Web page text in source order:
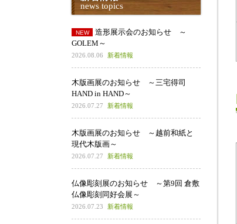
news topics
造形展示会のお知らせ ～
GOLEM～
2026.08.06 新着情報
木版画展のお知らせ ～三宅得司
HAND in HAND～
2026.07.27 新着情報
木版画展のお知らせ ～越前和紙と
現代木版画～
2026.07.27 新着情報
仏像彫刻展のお知らせ ～第9回 倉敷
仏像彫刻同好会展～
2026.07.23 新着情報